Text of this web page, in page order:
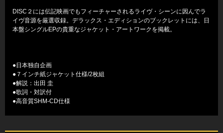
DISC２には伝記映画でもフィーチャーされるライヴ・シーンに因んでラ
イヴ音源を厳選収録。デラックス・エディションのブックレットには、日
本盤シングルEPの貴重なジャケット・アートワークを掲載。
●日本独自企画
●７インチ紙ジャケット仕様/2枚組
●解説：出田 圭
●歌詞・対訳付
●高音質SHM-CD仕様